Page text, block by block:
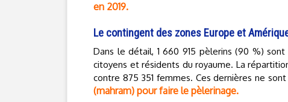
en 2019.
Le contingent des zones Europe et
Dans le détail, 1 660 915 pèlerins (90 %)
citoyens et résidents du royaume. La
contre 875 351 femmes. Ces dernières ne
(mahram) pour faire le pèlerinage.